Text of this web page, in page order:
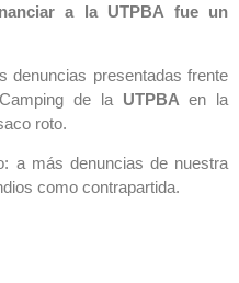
a la UTPBA fue un
denuncias presentadas frente
de la UTPBA en la
roto.
a más denuncias de nuestra
como contrapartida.